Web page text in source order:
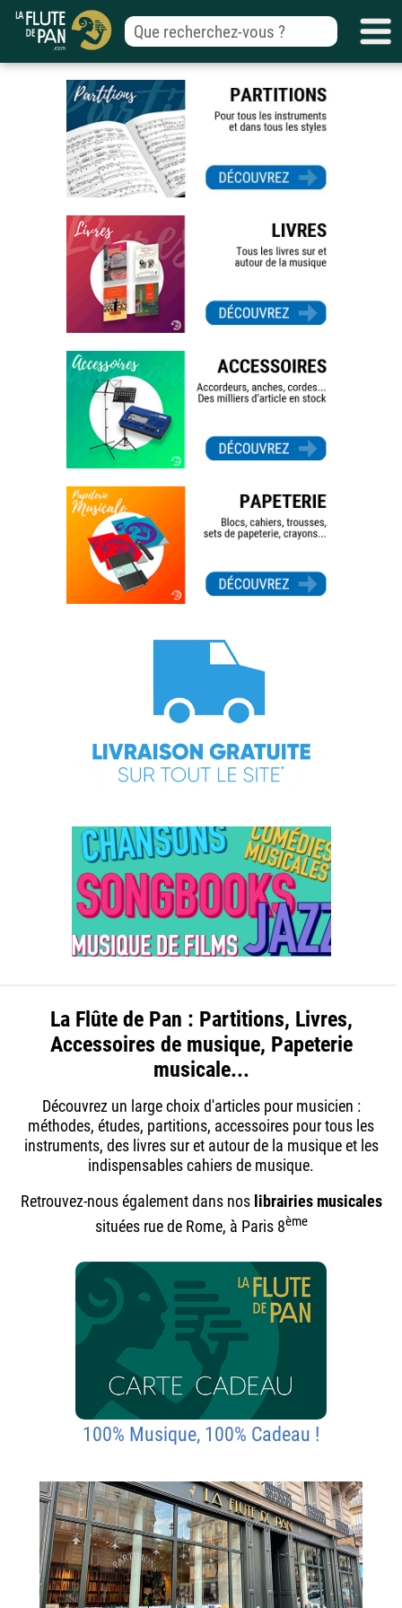
La Flûte de Pan : Partitions, Livres,
Accessoires de musique, Papeterie
musicale...
Découvrez un large choix d'articles pour musicien :
méthodes, études, partitions, accessoires pour tous les
instruments, des livres sur et autour de la musique et les
indispensables cahiers de musique.
Retrouvez-nous également dans nos librairies musicales
situées rue de Rome, à Paris 8ème
100% Musique, 100% Cadeau !